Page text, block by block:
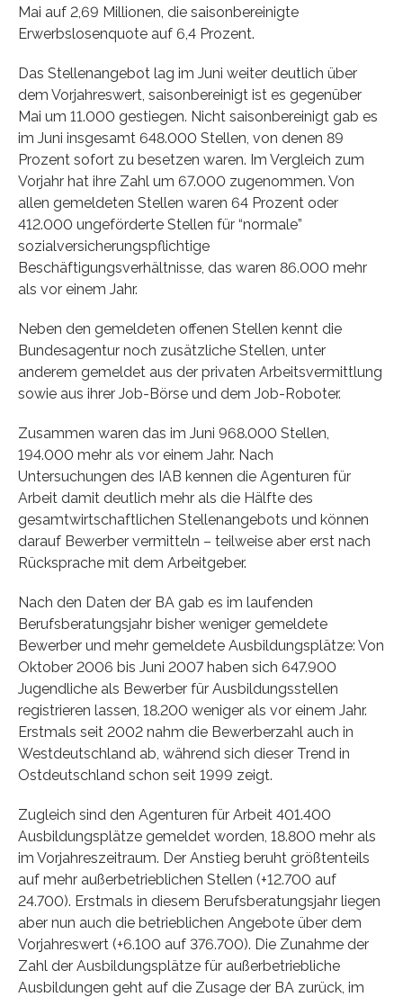
Mai auf 2,69 Millionen, die saisonbereinigte
Erwerbslosenquote auf 6,4 Prozent.
Das Stellenangebot lag im Juni weiter deutlich über
dem Vorjahreswert, saisonbereinigt ist es gegenüber
Mai um 11.000 gestiegen. Nicht saisonbereinigt gab es
im Juni insgesamt 648.000 Stellen, von denen 89
Prozent sofort zu besetzen waren. Im Vergleich zum
Vorjahr hat ihre Zahl um 67.000 zugenommen. Von
allen gemeldeten Stellen waren 64 Prozent oder
412.000 ungeförderte Stellen für “normale”
sozialversicherungspflichtige
Beschäftigungsverhältnisse, das waren 86.000 mehr
als vor einem Jahr.
Neben den gemeldeten offenen Stellen kennt die
Bundesagentur noch zusätzliche Stellen, unter
anderem gemeldet aus der privaten Arbeitsvermittlung
sowie aus ihrer Job-Börse und dem Job-Roboter.
Zusammen waren das im Juni 968.000 Stellen,
194.000 mehr als vor einem Jahr. Nach
Untersuchungen des IAB kennen die Agenturen für
Arbeit damit deutlich mehr als die Hälfte des
gesamtwirtschaftlichen Stellenangebots und können
darauf Bewerber vermitteln – teilweise aber erst nach
Rücksprache mit dem Arbeitgeber.
Nach den Daten der BA gab es im laufenden
Berufsberatungsjahr bisher weniger gemeldete
Bewerber und mehr gemeldete Ausbildungsplätze: Von
Oktober 2006 bis Juni 2007 haben sich 647.900
Jugendliche als Bewerber für Ausbildungsstellen
registrieren lassen, 18.200 weniger als vor einem Jahr.
Erstmals seit 2002 nahm die Bewerberzahl auch in
Westdeutschland ab, während sich dieser Trend in
Ostdeutschland schon seit 1999 zeigt.
Zugleich sind den Agenturen für Arbeit 401.400
Ausbildungsplätze gemeldet worden, 18.800 mehr als
im Vorjahreszeitraum. Der Anstieg beruht größtenteils
auf mehr außerbetrieblichen Stellen (+12.700 auf
24.700). Erstmals in diesem Berufsberatungsjahr liegen
aber nun auch die betrieblichen Angebote über dem
Vorjahreswert (+6.100 auf 376.700). Die Zunahme der
Zahl der Ausbildungsplätze für außerbetriebliche
Ausbildungen geht auf die Zusage der BA zurück, im